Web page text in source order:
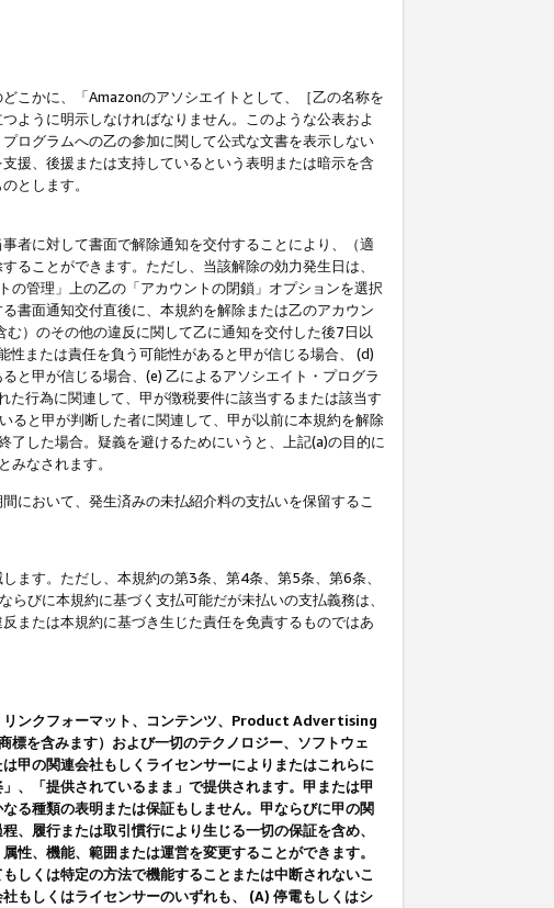
こかに、「Amazonのアソシエイトとして、［乙の名称を
ように明示しなければなりません。このような公表およ
ログラムへの乙の参加に関して公式な文書を表示しない
援、後援または支持しているという表明または暗示を含
とします。
者に対して書面で解除通知を交付することにより、（適
ることができます。ただし、当該解除の効力発生日は、
管理」上の乙の「アカウントの閉鎖」オプションを選択
書面通知交付直後に、本規約を解除または乙のアカウン
）のその他の違反に関して乙に通知を交付した後7日以
または責任を負う可能性があると甲が信じる場合、 (d)
と甲が信じる場合、(e) 乙によるアソシエイト・プログラ
行為に関連して、甲が徴税要件に該当するまたは該当す
ると甲が判断した者に関連して、甲が以前に本規約を解除
了した場合。疑義を避けるためにいうと、上記(a)の目的に
なされます。
において、発生済みの未払紹介料の支払いを保留するこ
ます。ただし、本規約の第3条、第4条、第5条、第6条、
びに本規約に基づく支払可能だが未払いの支払義務は、
または本規約に基づき生じた責任を免責するものではあ
リンクフォーマット、コンテンツ、Product Advertising
を含みます）および一切のテクノロジー、ソフトウェ
甲の関連会社もしくライセンサーによりまたはこれらに
、「提供されているまま」で提供されます。甲または甲
る種類の表明または保証もしません。甲ならびに甲の関
、履行または取引慣行により生じる一切の保証を含め、
性、機能、範囲または運営を変更することができます。
しくは特定の方法で機能することまたは中断されないこ
もしくはライセンサーのいずれも、 (A) 停電もしくはシ